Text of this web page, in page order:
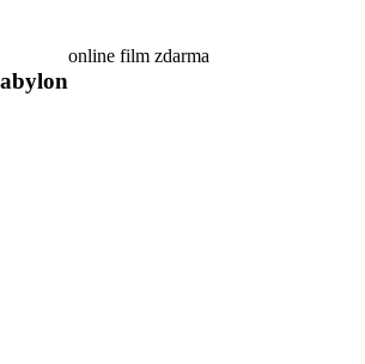
online film zdarma